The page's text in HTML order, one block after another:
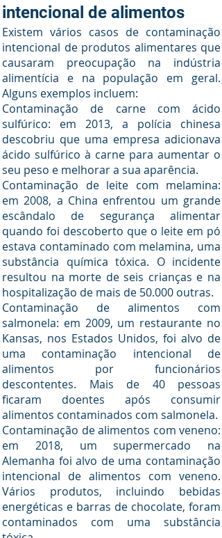
intencional de alimentos
Existem vários casos de contaminação
intencional de produtos alimentares que
causaram preocupação na indústria
alimentícia e na população em geral.
Alguns exemplos incluem:
Contaminação de carne com ácido
sulfúrico: em 2013, a polícia chinesa
descobriu que uma empresa adicionava
ácido sulfúrico à carne para aumentar o
seu peso e melhorar a sua aparência.
Contaminação de leite com melamina:
em 2008, a China enfrentou um grande
escândalo de segurança alimentar
quando foi descoberto que o leite em pó
estava contaminado com melamina, uma
substância química tóxica. O incidente
resultou na morte de seis crianças e na
hospitalização de mais de 50.000 outras.
Contaminação de alimentos com
salmonela: em 2009, um restaurante no
Kansas, nos Estados Unidos, foi alvo de
uma contaminação intencional de
alimentos por funcionários
descontentes. Mais de 40 pessoas
ficaram doentes após consumir
alimentos contaminados com salmonela.
Contaminação de alimentos com veneno:
em 2018, um supermercado na
Alemanha foi alvo de uma contaminação
intencional de alimentos com veneno.
Vários produtos, incluindo bebidas
energéticas e barras de chocolate, foram
contaminados com uma substância